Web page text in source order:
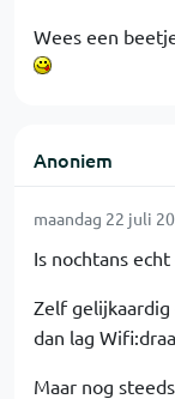
Wees een
Anoniem
maandag 22 juli
Is nochtans
Zelf gelijkaardig
dan lag
Maar nog